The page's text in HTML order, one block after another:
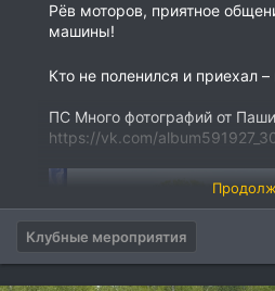
Рёв моторов, приятное
машины!
Кто не поленился и приехал
ПС Много фотографий от
https://vk.com/
Клубные мероприятия